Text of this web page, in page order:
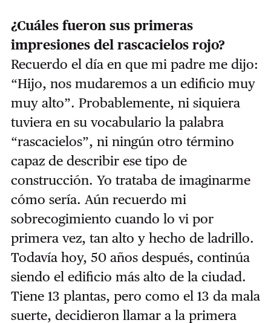
¿Cuáles fueron sus primeras
impresiones del rascacielos rojo?
Recuerdo el día en que mi padre me dijo:
“Hijo, nos mudaremos a un edificio muy
muy alto”. Probablemente, ni siquiera
tuviera en su vocabulario la palabra
“rascacielos”, ni ningún otro término
capaz de describir ese tipo de
construcción. Yo trataba de imaginarme
cómo sería. Aún recuerdo mi
sobrecogimiento cuando lo vi por
primera vez, tan alto y hecho de ladrillo.
Todavía hoy, 50 años después, continúa
siendo el edificio más alto de la ciudad.
Tiene 13 plantas, pero como el 13 da mala
suerte, decidieron llamar a la primera